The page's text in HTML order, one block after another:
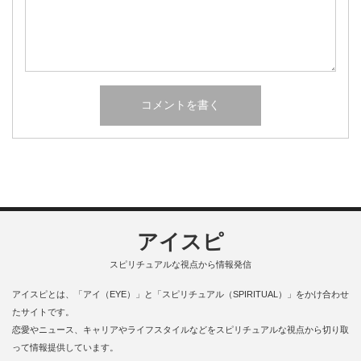
アイスピ
スピリチュアルな視点から情報発信
アイスピとは、「アイ（EYE）」と「スピリチュアル（SPIRITUAL）」をかけ合わせ
たサイトです。
恋愛やニュース、キャリアやライフスタイルなどをスピリチュアルな視点から切り取
って情報提供しています。